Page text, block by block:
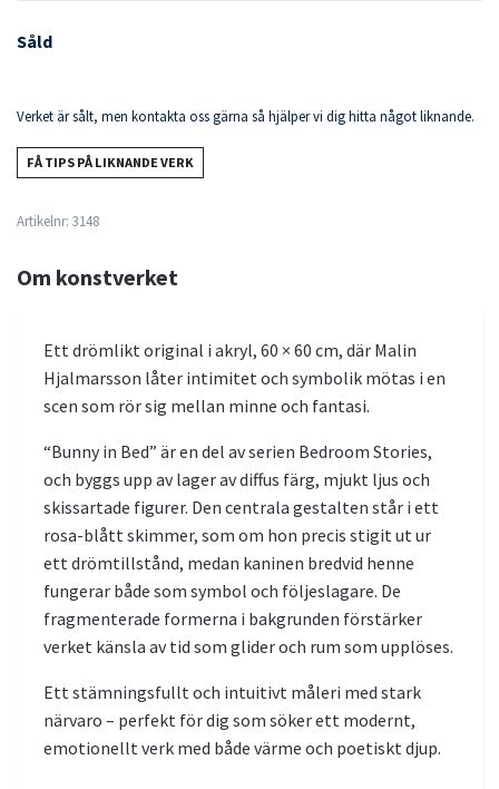
Såld
Verket är sålt, men kontakta oss gärna så hjälper vi dig hitta något liknande.
FÅ TIPS PÅ LIKNANDE VERK
Artikelnr: 3148
Om konstverket
Ett drömlikt original i akryl, 60 × 60 cm, där Malin
Hjalmarsson låter intimitet och symbolik mötas i en
scen som rör sig mellan minne och fantasi.
“Bunny in Bed” är en del av serien Bedroom Stories,
och byggs upp av lager av diffus färg, mjukt ljus och
skissartade figurer. Den centrala gestalten står i ett
rosa-blått skimmer, som om hon precis stigit ut ur
ett drömtillstånd, medan kaninen bredvid henne
fungerar både som symbol och följeslagare. De
fragmenterade formerna i bakgrunden förstärker
verket känsla av tid som glider och rum som upplöses.
Ett stämningsfullt och intuitivt måleri med stark
närvaro – perfekt för dig som söker ett modernt,
emotionellt verk med både värme och poetiskt djup.